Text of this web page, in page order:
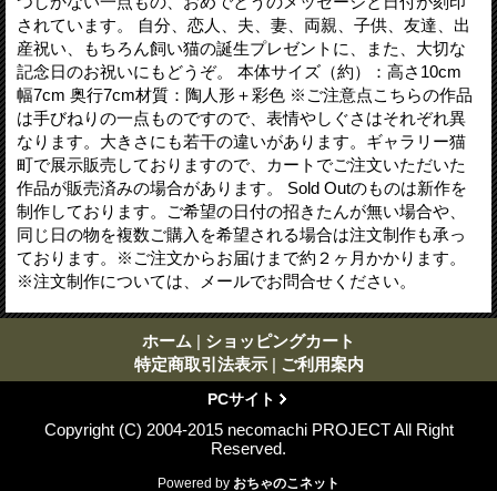
されています。 自分、恋人、夫、妻、両親、子供、友達、出
産祝い、もちろん飼い猫の誕生プレゼントに、また、大切な
記念日のお祝いにもどうぞ。 本体サイズ（約）：高さ10cm
幅7cm 奥行7cm材質：陶人形＋彩色 ※ご注意点こちらの作品
は手びねりの一点ものですので、表情やしぐさはそれぞれ異
なります。大きさにも若干の違いがあります。ギャラリー猫
町で展示販売しておりますので、カートでご注文いただいた
作品が販売済みの場合があります。 Sold Outのものは新作を
制作しております。ご希望の日付の招きたんが無い場合や、
同じ日の物を複数ご購入を希望される場合は注文制作も承っ
ております。※ご注文からお届けまで約２ヶ月かかります。
※注文制作については、メールでお問合せください。
ホーム | ショッピングカート
特定商取引法表示 | ご利用案内
PCサイト
Copyright (C) 2004-2015 necomachi PROJECT All Right
Reserved.
Powered by おちゃのこネット